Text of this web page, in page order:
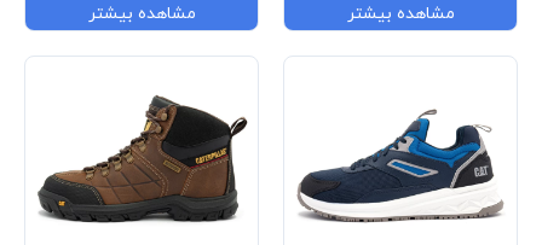
مشاهده بیشتر
مشاهده بیشتر